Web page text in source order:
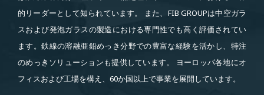
的リーダーとして知られています。 また、FIB GROUPは中空ガラ
スおよび発泡ガラスの製造における専門性でも高く評価されてい
ます。鉄線の溶融亜鉛めっき分野での豊富な経験を活かし、特注
のめっきソリューションも提供しています。 ヨーロッパ各地にオ
フィスおよび工場を構え、60か国以上で事業を展開しています。